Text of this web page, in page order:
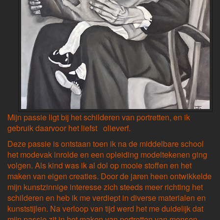
Mijn passie ligt bij het schilderen van portretten, en ik
gebruik daarvoor het liefst olieverf.
Deze passie is ontstaan toen ik na de middelbare school
het modevak inrolde en een opleiding modeltekenen ging
volgen. Als kind was ik al dol op mooie stoffen en het
maken van eigen creaties. Door de jaren heen ontwikkelde
mijn kunstzinnige interesse zich steeds meer richting het
schilderen en heb ik me verdiept in diverse materialen en
kunststijlen. Na verloop van tijd werd het me duidelijk dat